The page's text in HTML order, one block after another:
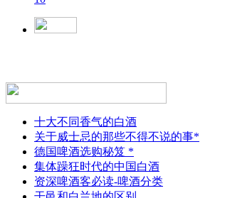
十大不同香气的白酒
关于威士忌的那些不得不说的事*
德国啤酒选购秘笈 *
集体躁狂时代的中国白酒
资深啤酒客必读-啤酒分类